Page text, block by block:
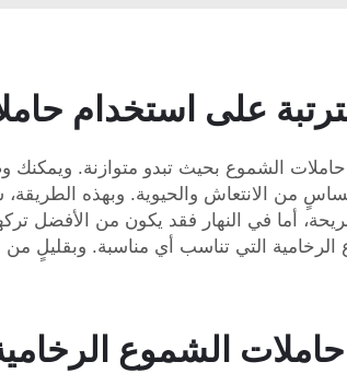
على استخدام
حاملات الشموع بحيث تبدو متوازنة.
من الانتعاش والحيوية. وبهذه الطريقة،
التي تناسب أي مناسبة. وبقليلٍ من
الشموع